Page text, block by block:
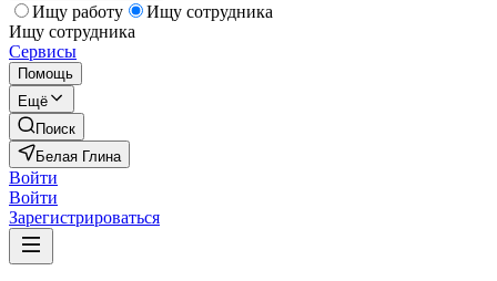
Ищу работу
Ищу сотрудника
Ищу сотрудника
Сервисы
Помощь
Ещё
Поиск
Белая Глина
Войти
Войти
Зарегистрироваться